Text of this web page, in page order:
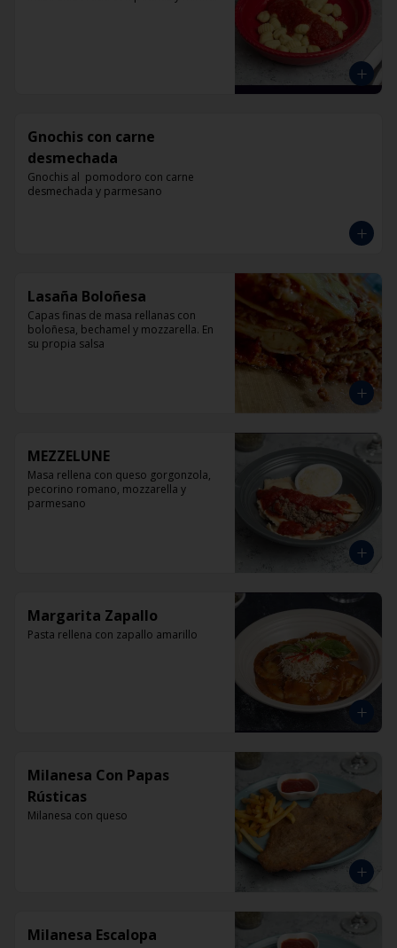
Gnochis con carne
desmechada
Gnochis al  pomodoro con carne
desmechada y parmesano
Lasaña Boloñesa
Capas finas de masa rellanas con
boloñesa, bechamel y mozzarella. En
su propia salsa
MEZZELUNE
Masa rellena con queso gorgonzola,
pecorino romano, mozzarella y
parmesano
Margarita Zapallo
Pasta rellena con zapallo amarillo
Milanesa Con Papas
Rústicas
Milanesa con queso
Milanesa Escalopa